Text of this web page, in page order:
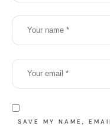
SAVE MY NAME,